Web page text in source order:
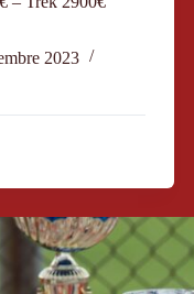
2023